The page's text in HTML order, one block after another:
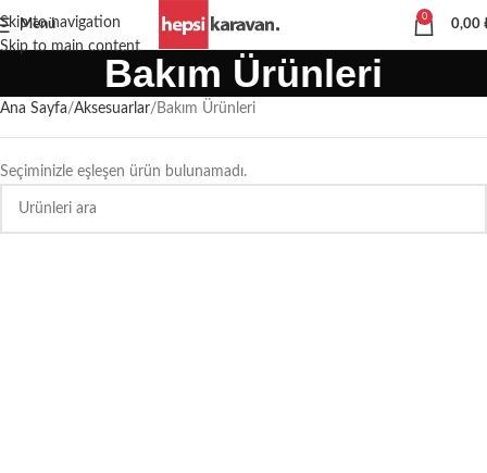
Skip to navigation
Skip to main content
Menü
0
0,00
Bakım Ürünleri
Ana Sayfa Aksesuarlar Bakım Ürünleri
Seçiminizle eşleşen ürün bulunamadı.